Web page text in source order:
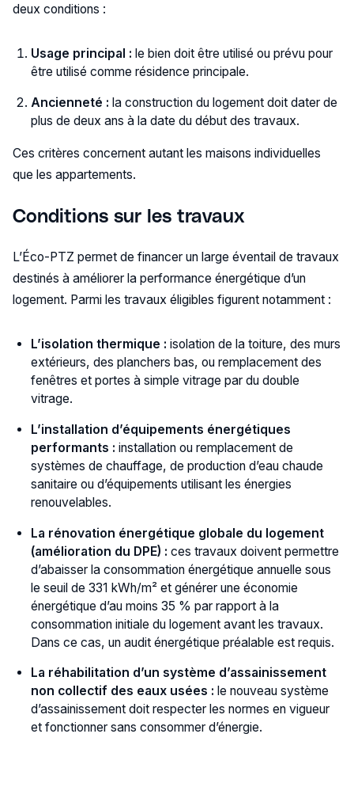
deux conditions :
Usage principal : le bien doit être utilisé ou prévu pour
être utilisé comme résidence principale.
Ancienneté : la construction du logement doit dater de
plus de deux ans à la date du début des travaux.
Ces critères concernent autant les maisons individuelles
que les appartements.
Conditions sur les travaux
L’Éco-PTZ permet de financer un large éventail de travaux
destinés à améliorer la performance énergétique d’un
logement. Parmi les travaux éligibles figurent notamment :
L’isolation thermique : isolation de la toiture, des murs
extérieurs, des planchers bas, ou remplacement des
fenêtres et portes à simple vitrage par du double
vitrage.
L’installation d’équipements énergétiques
performants :installation ou remplacement de
systèmes de chauffage, de production d’eau chaude
sanitaire ou d’équipements utilisant les énergies
renouvelables.
La rénovation énergétique globale du logement
(amélioration du DPE) : ces travaux doivent permettre
d’abaisser la consommation énergétique annuelle sous
le seuil de 331 kWh/m² et générer une économie
énergétique d’au moins 35 % par rapport à la
consommation initiale du logement avant les travaux.
Dans ce cas, un audit énergétique préalable est requis.
La réhabilitation d’un système d’assainissement
non collectif des eaux usées : le nouveau système
d’assainissement doit respecter les normes en vigueur
et fonctionner sans consommer d’énergie.